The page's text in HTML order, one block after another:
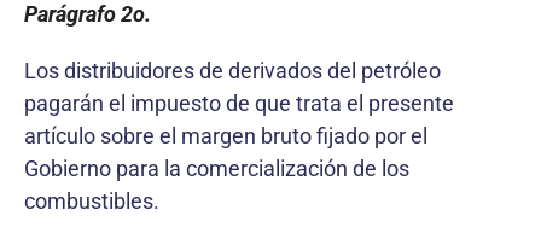
Parágrafo 2o.
Los distribuidores de derivados del petróleo
pagarán el impuesto de que trata el presente
artículo sobre el margen bruto fijado por el
Gobierno para la comercialización de los
combustibles.